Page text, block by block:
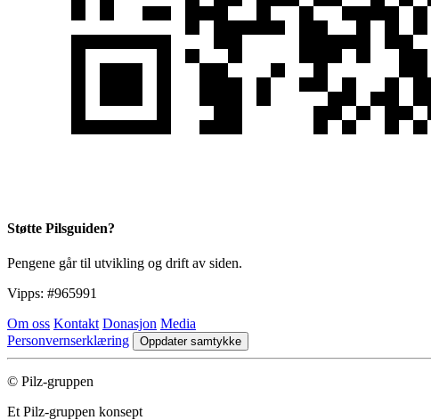
Støtte Pilsguiden?
Pengene går til utvikling og drift av siden.
Vipps: #965991
Om oss Kontakt Donasjon Media
Personvernserklæring
Oppdater samtykke
© Pilz-gruppen
Et Pilz-gruppen konsept